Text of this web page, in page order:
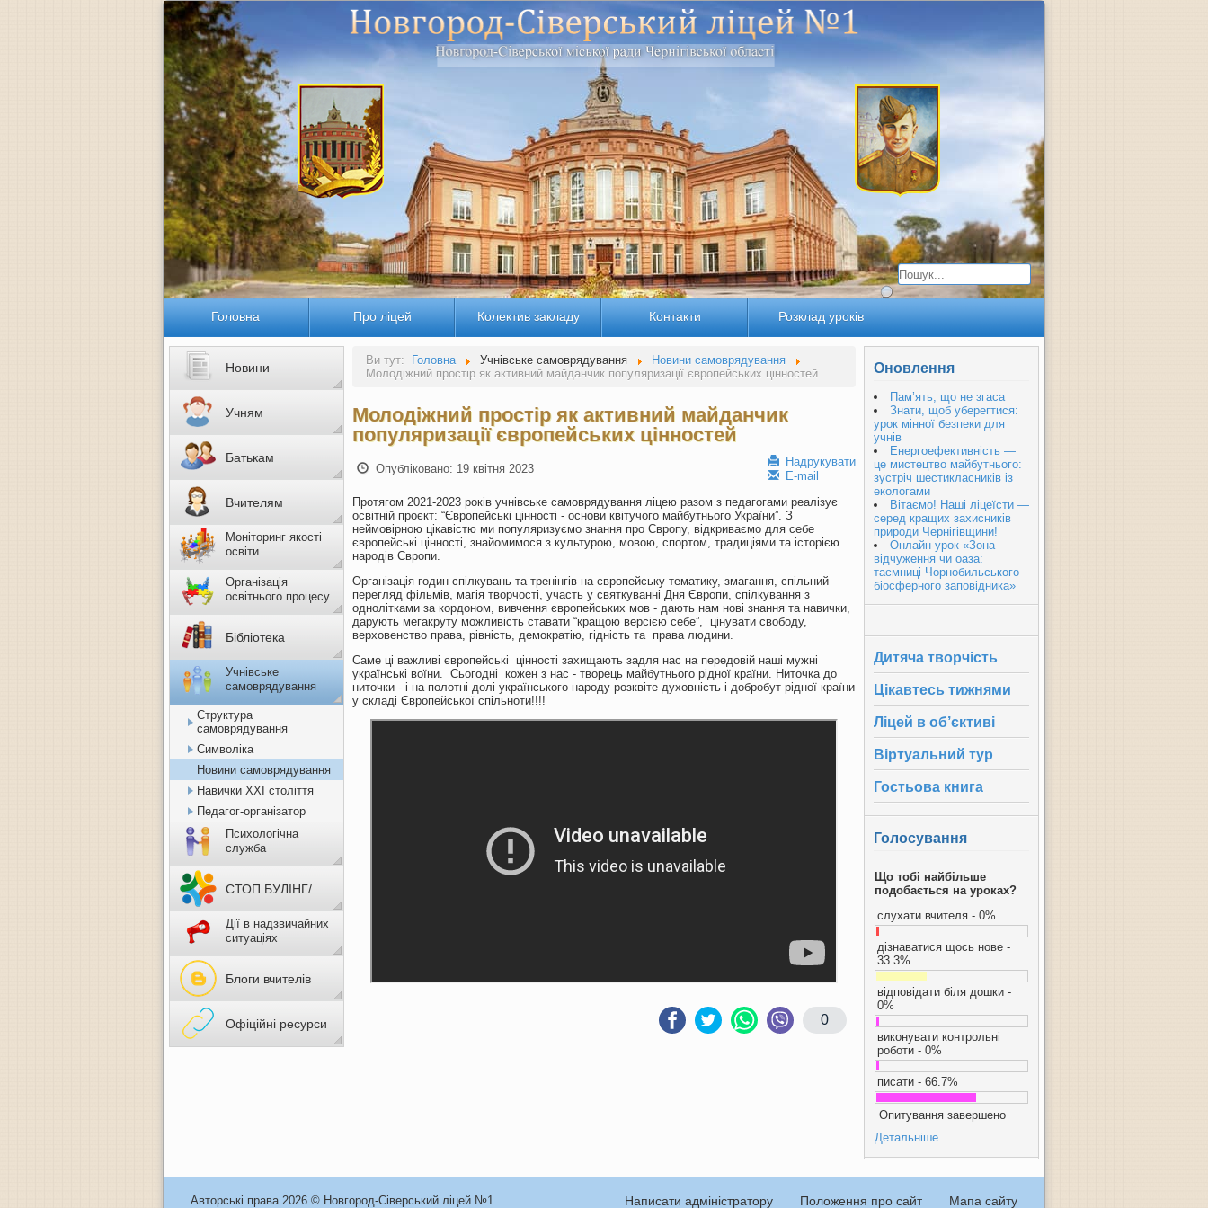
Головна Про ліцей Колектив закладу Контакти Розклад уроків
Ви тут: Головна Учнівське самоврядування
Новини самоврядування
Молодіжний простір як активний майданчик популяризації європейських цінностей
Молодіжний простір як активний майданчик
популяризації європейських цінностей
Надрукувати
E-mail
Опубліковано: 19 квітня 2023
Протягом 2021-2023 років учнівське самоврядування ліцею разом з педагогами реалізує
освітній проєкт: “Європейські цінності - основи квітучого майбутнього України”. З
неймовірною цікавістю ми популяризуємо знання про Європу, відкриваємо для себе
європейські цінності, знайомимося з культурою, мовою, спортом, традиціями та історією
народів Європи.
Організація годин спілкувань та тренінгів на європейську тематику, змагання, спільний
перегляд фільмів, магія творчості, участь у святкуванні Дня Європи, спілкування з
однолітками за кордоном, вивчення європейських мов - дають нам нові знання та навички,
дарують мегакруту можливість ставати “кращою версією себе”, цінувати свободу,
верховенство права, рівність, демократію, гідність та права людини.
Саме ці важливі європейські цінності захищають задля нас на передовій наші мужні
українські воїни. Сьогодні кожен з нас - творець майбутнього рідної країни. Ниточка до
ниточки - і на полотні долі українського народу розквіте духовність і добробут рідної країни
у складі Європейської спільноти!!!!
0
Новини
Учням
Батькам
Вчителям
Моніторинг якості
освіти
Організація
освітнього процесу
Бібліотека
Учнівське
самоврядування
Структура
самоврядування
Символіка
Новини самоврядування
Навички ХХІ століття
Педагог-організатор
Психологічна
служба
СТОП БУЛІНГ/
НАСИЛЬСТВО
Дії в надзвичайних
ситуаціях
Блоги вчителів
Офіційні ресурси
Оновлення
Пам’ять, що не згаса
Знати, щоб уберегтися:
урок мінної безпеки для
учнів
Енергоефективність —
це мистецтво майбутнього:
зустріч шестикласників із
екологами
Вітаємо! Наші ліцеїсти —
серед кращих захисників
природи Чернігівщини!
Онлайн-урок «Зона
відчуження чи оаза:
таємниці Чорнобильського
біосферного заповідника»
Дитяча творчість
Цікавтесь тижнями
Ліцей в об’єктиві
Віртуальний тур
Гостьова книга
Голосування
Що тобі найбільше
подобається на уроках?
слухати вчителя - 0%
дізнаватися щось нове -
33.3%
відповідати біля дошки -
0%
виконувати контрольні
роботи - 0%
писати - 66.7%
Опитування завершено
Детальніше
Авторські права 2026 © Новгород-Сіверський ліцей №1.
Написати адміністратору Положення про сайт Мапа сайту